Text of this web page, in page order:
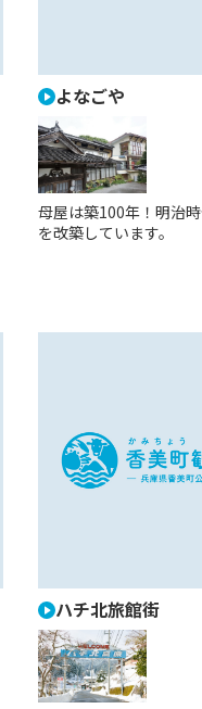
よなごや
母屋は築100年！明治
を改築しています。
ハチ北旅館街